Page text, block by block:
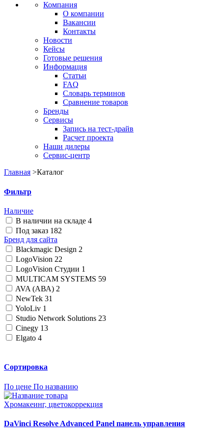
Компания
О компании
Вакансии
Контакты
Новости
Кейсы
Готовые решения
Информация
Статьи
FAQ
Словарь терминов
Сравнение товаров
Бренды
Сервисы
Запись на тест-драйв
Расчет проекта
Наши дилеры
Сервис-центр
Главная >Каталог
Фильтр
Наличие
В наличии на складе 4
Под заказ 182
Бренд для сайта
Blackmagic Design 2
LogoVision 22
LogoVision Студии 1
MULTICAM SYSTEMS 59
AVA (АВА) 2
NewTek 31
YoloLiv 1
Studio Network Solutions 23
Cinegy 13
Elgato 4
Сортировка
По цене По названию
Хромакеинг, цветокоррекция
DaVinci Resolve Advanced Panel панель управления